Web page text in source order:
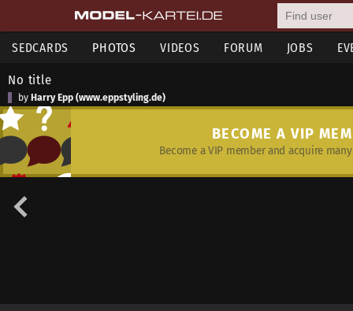
SEDCARDS PHOTOS VIDEOS FORUM JOBS
No title
by Harry Epp (www.eppstyling.de)
BECOME A VIP
Become a VIP member and acquire